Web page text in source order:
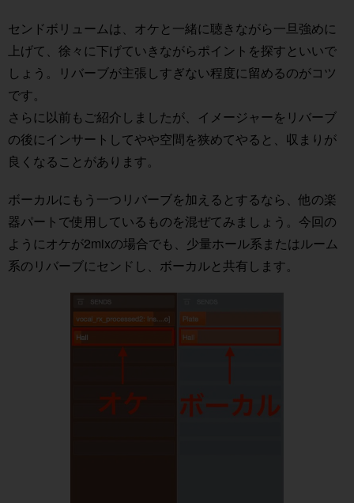
センドボリュームは、オケと一緒に聴きながら一旦強めに
上げて、徐々に下げていきながらポイントを探すといいで
しょう。リバーブが主張しすぎない程度に留めるのがコツ
です。
さらに以前もご紹介しましたが、イメージャーをリバーブ
の後にインサートしてやや空間を狭めてやると、収まりが
良くなることがあります。
ボーカルにもう一つリバーブを加えるとするなら、他の楽
器パートで使用しているものを混ぜてみましょう。今回の
ようにオケが2mixの場合でも、少量ホール系またはルーム
系のリバーブにセンドし、ボーカルと共有します。